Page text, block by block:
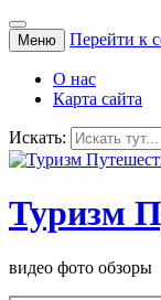
Меню Перейти к
О нас
Карта сайта
Искать:
Туризм
видео фото обзоры